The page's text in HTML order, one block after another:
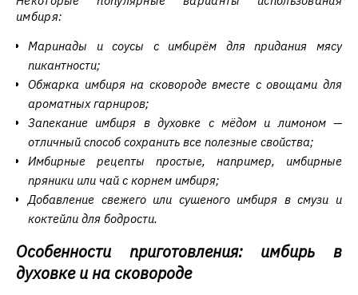
имбиря:
Маринады и соусы с имбирём для придания мясу
пикантности;
Обжарка имбиря на сковороде вместе с овощами для
ароматных гарниров;
Запекание имбиря в духовке с мёдом и лимоном —
отличный способ сохранить все полезные свойства;
Имбирные рецепты простые, например, имбирные
пряники или чай с корнем имбиря;
Добавление свежего или сушеного имбиря в смузи и
коктейли для бодрости.
Особенности приготовления: имбирь в
духовке и на сковороде